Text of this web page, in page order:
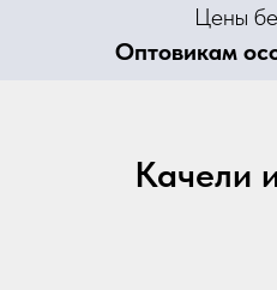
Цены
Оптовикам
Качели